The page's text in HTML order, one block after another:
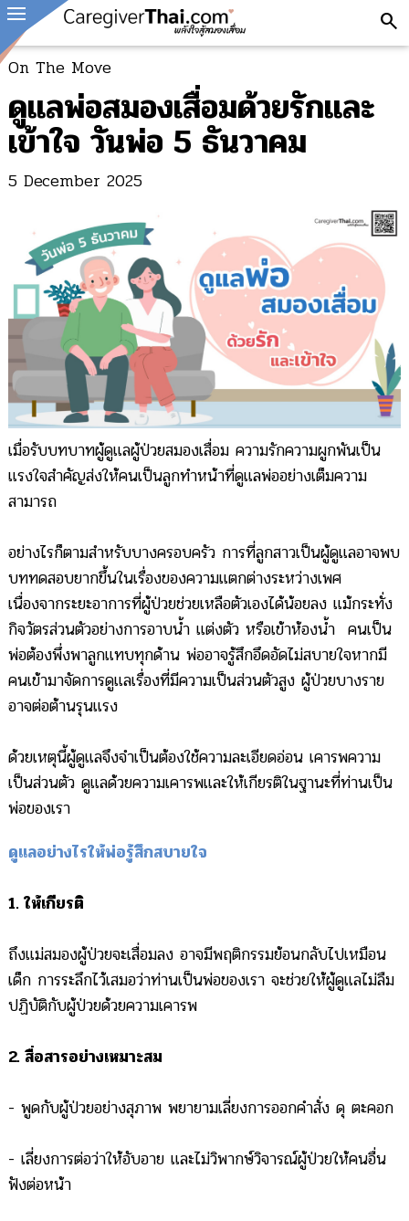
search
On The Move
ดูแลพ่อสมองเสื่อมด้วยรักและ
เข้าใจ วันพ่อ 5 ธันวาคม
5 December 2025
เมื่อรับบทบาทผู้ดูแลผู้ป่วยสมองเสื่อม ความรักความผูกพันเป็น
แรงใจสำคัญส่งให้คนเป็นลูกทำหน้าที่ดูแลพ่ออย่างเต็มความ
สามารถ
อย่างไรก็ตามสำหรับบางครอบครัว การที่ลูกสาวเป็นผู้ดูแลอาจพบ
บททดสอบยากขึ้นในเรื่องของความแตกต่างระหว่างเพศ
เนื่องจากระยะอาการที่ผู้ป่วยช่วยเหลือตัวเองได้น้อยลง แม้กระทั่ง
กิจวัตรส่วนตัวอย่างการอาบน้ำ แต่งตัว หรือเข้าห้องน้ำ คนเป็น
พ่อต้องพึ่งพาลูกแทบทุกด้าน พ่ออาจรู้สึกอึดอัดไม่สบายใจหากมี
คนเข้ามาจัดการดูแลเรื่องที่มีความเป็นส่วนตัวสูง ผู้ป่วยบางราย
อาจต่อต้านรุนแรง
ด้วยเหตุนี้ผู้ดูแลจึงจำเป็นต้องใช้ความละเอียดอ่อน เคารพความ
เป็นส่วนตัว ดูแลด้วยความเคารพและให้เกียรติในฐานะที่ท่านเป็น
พ่อของเรา
ดูแลอย่างไรให้พ่อรู้สึกสบายใจ
1. ให้เกียรติ
ถึงแม่สมองผู้ป่วยจะเสื่อมลง อาจมีพฤติกรรมย้อนกลับไปเหมือน
เด็ก การระลึกไว้เสมอว่าท่านเป็นพ่อของเรา จะช่วยให้ผู้ดูแลไม่ลืม
ปฏิบัติกับผู้ป่วยด้วยความเคารพ
2. สื่อสารอย่างเหมาะสม
- พูดกับผู้ป่วยอย่างสุภาพ พยายามเลี่ยงการออกคำสั่ง ดุ ตะคอก
- เลี่ยงการต่อว่าให้อับอาย และไม่วิพากษ์วิจารณ์ผู้ป่วยให้คนอื่น
ฟังต่อหน้า